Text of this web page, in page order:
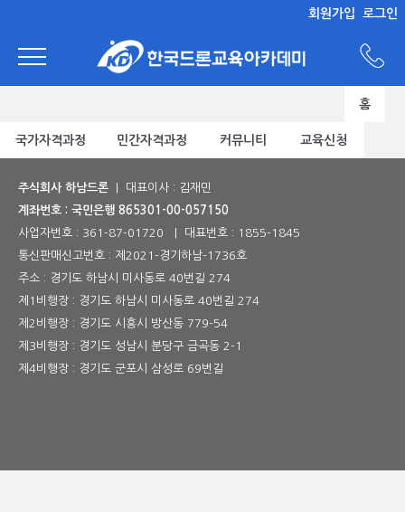
회원가입 로그인
홈
국가자격과정 민간자격과정 커뮤니티 교육신청
주식회사 하남드론 | 대표이사 : 김재민
계좌번호 : 국민은행 865301-00-057150
사업자번호 : 361-87-01720 | 대표번호 : 1855-1845
통신판매신고번호 : 제2021-경기하남-1736호
주소 : 경기도 하남시 미사동로 40번길 274
제1비행장 : 경기도 하남시 미사동로 40번길 274
제2비행장 : 경기도 시흥시 방산동 779-54
제3비행장 : 경기도 성남시 분당구 금곡동 2-1
제4비행장 : 경기도 군포시 삼성로 69번길